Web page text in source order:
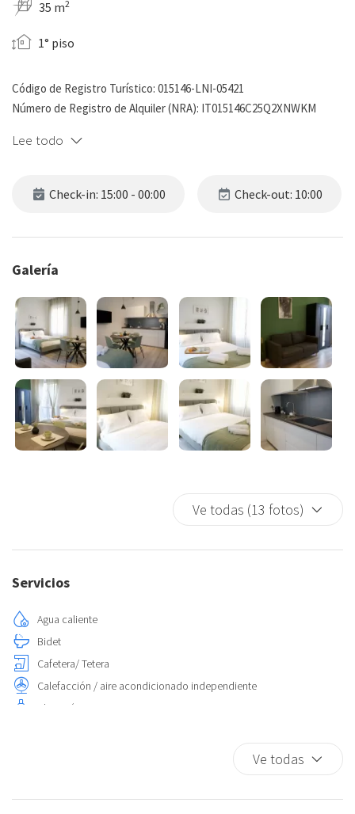
35 m2
1° piso
Código de Registro Turístico: 015146-LNI-05421
Número de Registro de Alquiler (NRA): IT015146C25Q2XNWKM
Lee todo
Check-in: 15:00 - 00:00 Check-out: 10:00
Galería
Ve todas (13 fotos)
Servicios
Agua caliente
Bidet
Cafetera/ Tetera
Calefacción / aire acondicionado independiente
Champú
Fogones
Ve todas